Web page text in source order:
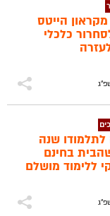
הייטס
כלכלי
לתלמודו שנה
בחינם
ללימוד מושלם